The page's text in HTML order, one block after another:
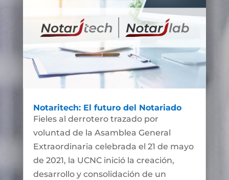
Notaritech: El futuro del Notariado
Fieles al derrotero trazado por
voluntad de la Asamblea General
Extraordinaria celebrada el 21 de mayo
de 2021, la UCNC inició la creación,
desarrollo y consolidación de un